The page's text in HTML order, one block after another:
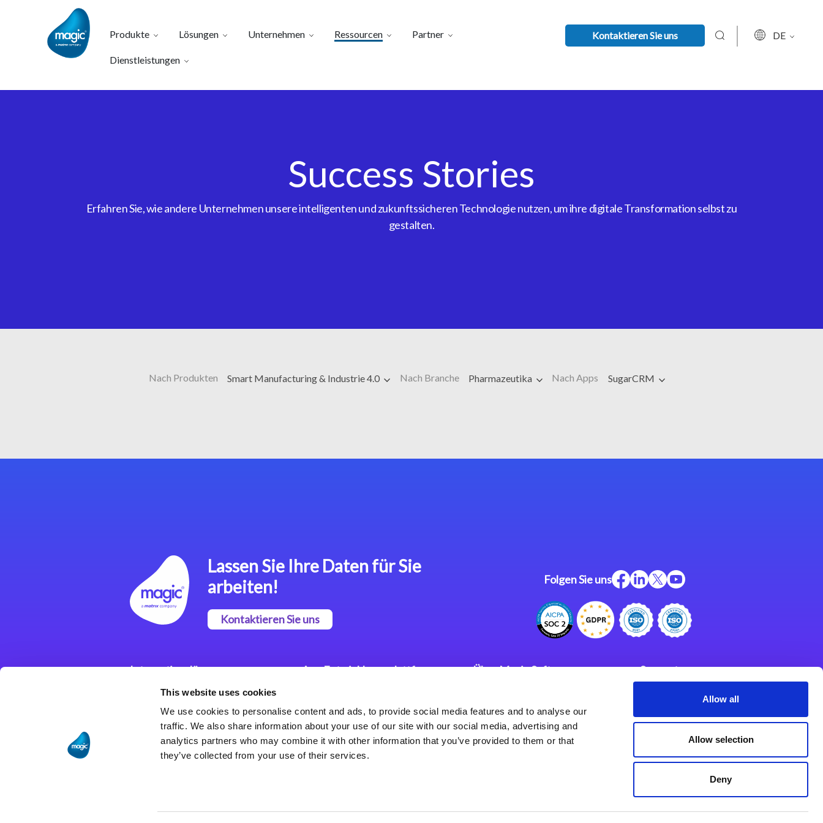
This website uses cookies
We use cookies to personalise content and ads, to provide social media features and to analyse our
traffic. We also share information about your use of our site with our social media, advertising and
analytics partners who may combine it with other information that you’ve provided to them or that
they’ve collected from your use of their services.
Allow all
Allow selection
Deny
Produkte Lösungen Unternehmen Ressourcen Partner
Dienstleistungen
Kontaktieren Sie uns DE
Success Stories
Erfahren Sie, wie andere Unternehmen unsere intelligenten und zukunftssicheren Technologie nutzen, um ihre digitale Transformation selbst zu
gestalten.
Nach Produkten Smart Manufacturing & Industrie 4.0 Nach Branche Pharmazeutika Nach Apps SugarCRM
Lassen Sie Ihre Daten für Sie
arbeiten!
Kontaktieren Sie uns
Folgen Sie uns
Integrationslösungen
Magic xpi
Integrationsplattform
App Entwicklungsplattform
Plattform
Magic xpa Web Application
Framework
Über Magic Software
Karriere
Datenschutzerklärung
Weltweite Niederlassungen
Support
Impressum